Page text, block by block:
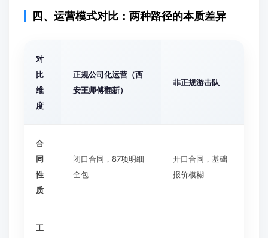
四、运营模式对比：两种路径的本质差异
对
比
维
度
正规公司化运营（西
安王师傅翻新）
非正规游击队
合
同
性
质
闭口合同，87项明细
全包
开口合同，基础
报价模糊
工